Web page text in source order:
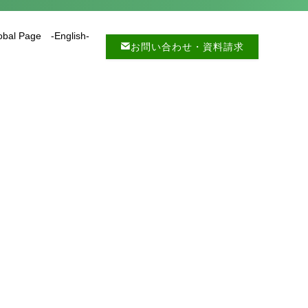
Page -English-
お問い合わせ・資料請求